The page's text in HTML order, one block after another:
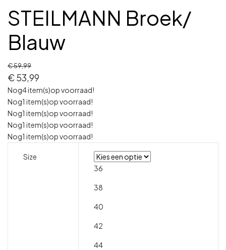
STEILMANN Broek/
Blauw
€59,99
€53,99
Nog4 item(s)op voorraad!
Nog1 item(s)op voorraad!
Nog1 item(s)op voorraad!
Nog1 item(s)op voorraad!
Nog1 item(s)op voorraad!
Size
36
38
40
42
44